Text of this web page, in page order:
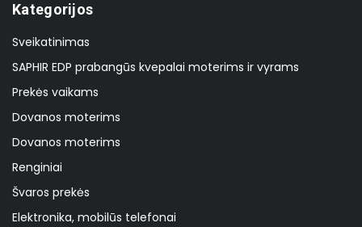
Kategorijos
Sveikatinimas
SAPHIR EDP prabangūs kvepalai moterims ir vyrams
Prekės vaikams
Dovanos moterims
Dovanos moterims
Renginiai
Švaros prekės
Elektronika, mobilūs telefonai